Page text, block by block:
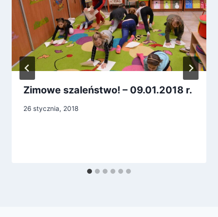
Zimowe szaleństwo! – 09.01.2018 r.
26 stycznia, 2018